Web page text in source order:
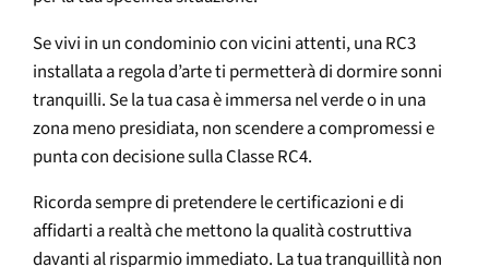
Se vivi in un condominio con vicini attenti, una RC3
installata a regola d’arte ti permetterà di dormire sonni
tranquilli. Se la tua casa è immersa nel verde o in una
zona meno presidiata, non scendere a compromessi e
punta con decisione sulla Classe RC4.
Ricorda sempre di pretendere le certificazioni e di
affidarti a realtà che mettono la qualità costruttiva
davanti al risparmio immediato. La tua tranquillità non